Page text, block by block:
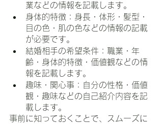
業などの情報を記載します。
身体的特徴：身長・体形・髪型・
目の色・肌の色などの情報の記載
が必要です。
結婚相手の希望条件：職業・年
齢・身体的特徴・価値観などの情
報を記載します。
趣味・関心事：自分の性格・価値
観・趣味などの自己紹介内容を記
載します。
事前に知っておくことで、スムーズに